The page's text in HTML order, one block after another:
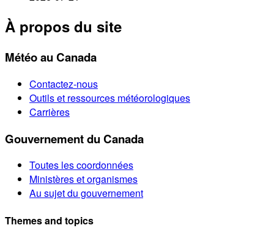
À propos du site
Météo au Canada
Contactez-nous
Outils et ressources météorologiques
Carrières
Gouvernement du Canada
Toutes les coordonnées
Ministères et organismes
Au sujet du gouvernement
Themes and topics